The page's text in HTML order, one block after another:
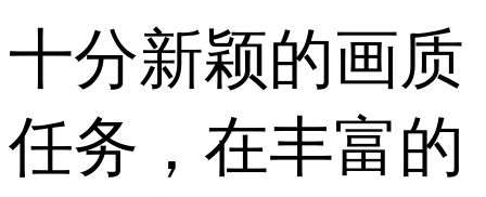
十分新颖的画质
任务，在丰富的